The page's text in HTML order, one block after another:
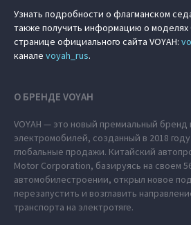
Узнать подробности о флагманском
также получить информацию о
странице официального сайта VOYAH:
канале voyah_rus.
О БРЕНДЕ VOYAH
VOYAH — это новый премиальный бренд
электромобилей, созданный в 2018
глобальные продажи. Китайский
Motor Corporation, базируясь на своем
автомобилестроении, открыл новое
перезапустить и возглавить
транспорта на электротяге.